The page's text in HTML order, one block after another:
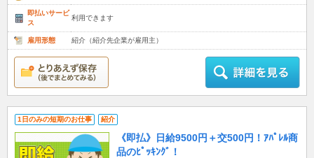
即払いサービ
ス
利用できます
雇用形態 紹介（紹介先企業が雇用主）
1日のみの短期のお仕事 紹介
《即払》日給9500円＋交500円！ｱﾊﾟﾚﾙ商
品のﾋﾟｯｷﾝｸﾞ！